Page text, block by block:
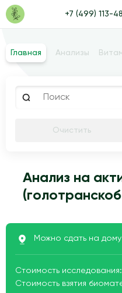
+7 (499) 113-
Главная Анализы
Очистить
Анализ на
Можно сдать на
Стоимость исследования:
Стоимость взятия